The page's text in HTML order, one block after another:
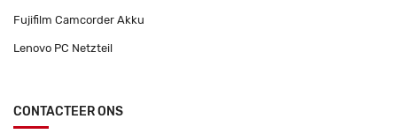
Fujifilm Camcorder Akku
Lenovo PC Netzteil
CONTACTEER ONS